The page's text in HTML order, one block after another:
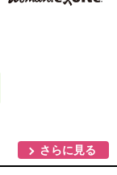
さらに見る